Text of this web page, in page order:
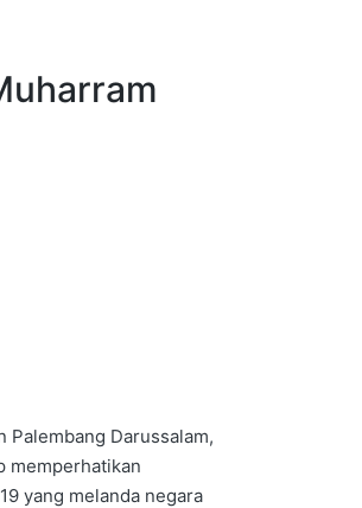
Palembang Darussalam,
memperhatikan
yang melanda negara